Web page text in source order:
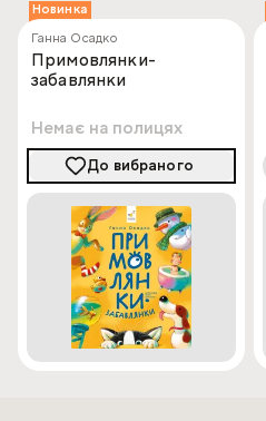
Новинка
Ганна Осадко
Примовлянки-
забавлянки
Немає на полицях
До вибраного